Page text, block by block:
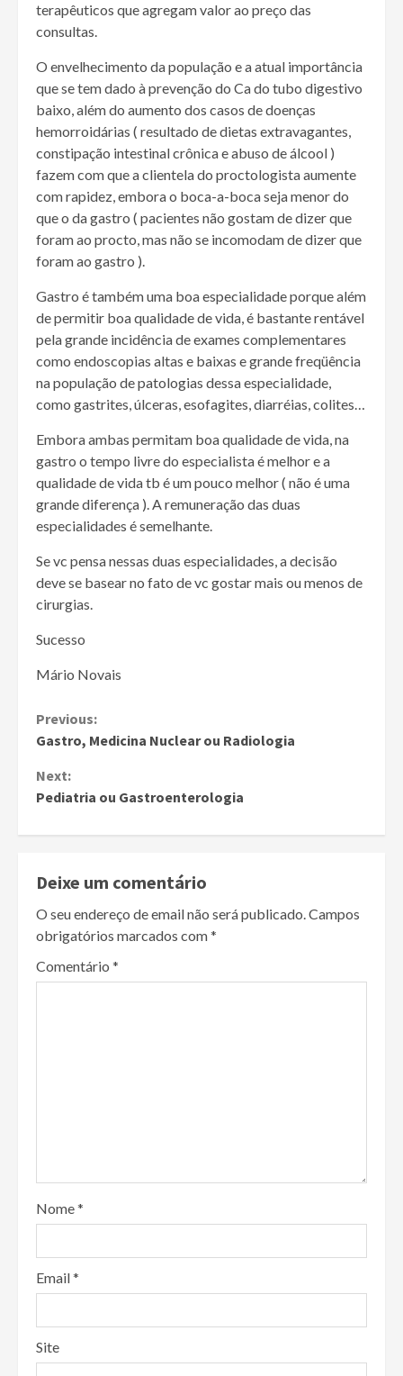
terapêuticos que agregam valor ao preço das
consultas.
O envelhecimento da população e a atual importância
que se tem dado à prevenção do Ca do tubo digestivo
baixo, além do aumento dos casos de doenças
hemorroidárias ( resultado de dietas extravagantes,
constipação intestinal crônica e abuso de álcool )
fazem com que a clientela do proctologista aumente
com rapidez, embora o boca-a-boca seja menor do
que o da gastro ( pacientes não gostam de dizer que
foram ao procto, mas não se incomodam de dizer que
foram ao gastro ).
Gastro é também uma boa especialidade porque além
de permitir boa qualidade de vida, é bastante rentável
pela grande incidência de exames complementares
como endoscopias altas e baixas e grande freqüência
na população de patologias dessa especialidade,
como gastrites, úlceras, esofagites, diarréias, colites…
Embora ambas permitam boa qualidade de vida, na
gastro o tempo livre do especialista é melhor e a
qualidade de vida tb é um pouco melhor ( não é uma
grande diferença ). A remuneração das duas
especialidades é semelhante.
Se vc pensa nessas duas especialidades, a decisão
deve se basear no fato de vc gostar mais ou menos de
cirurgias.
Sucesso
Mário Novais
Continue
Reading
Previous:
Gastro, Medicina Nuclear ou Radiologia
Next:
Pediatria ou Gastroenterologia
Deixe um comentário
O seu endereço de email não será publicado.Campos
obrigatórios marcados com*
Comentário *
Nome*
Email*
Site